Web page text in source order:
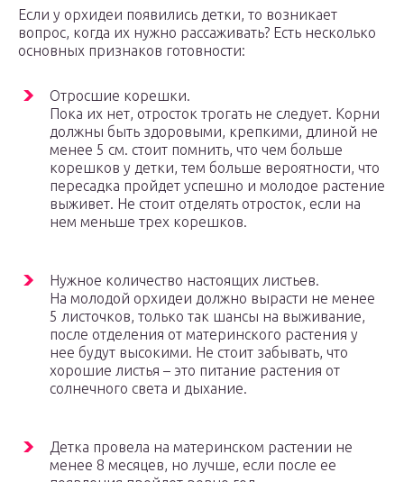
Если у орхидеи появились детки, то возникает
вопрос, когда их нужно рассаживать? Есть несколько
основных признаков готовности:
Отросшие корешки.
Пока их нет, отросток трогать не следует. Корни
должны быть здоровыми, крепкими, длиной не
менее 5 см. стоит помнить, что чем больше
корешков у детки, тем больше вероятности, что
пересадка пройдет успешно и молодое растение
выживет. Не стоит отделять отросток, если на
нем меньше трех корешков.
Нужное количество настоящих листьев.
На молодой орхидеи должно вырасти не менее
5 листочков, только так шансы на выживание,
после отделения от материнского растения у
нее будут высокими. Не стоит забывать, что
хорошие листья – это питание растения от
солнечного света и дыхание.
Детка провела на материнском растении не
менее 8 месяцев, но лучше, если после ее